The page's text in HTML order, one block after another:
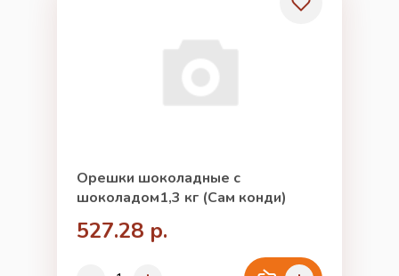
Орешки шоколадные с
шоколадом1,3 кг (Сам конди)
527.28 р.